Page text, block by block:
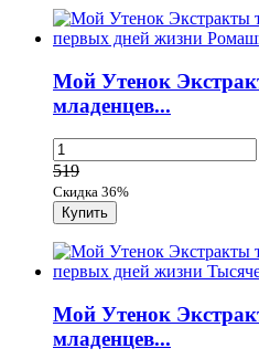
Мой Утенок
младенцев...
519
Скидка 36%
Мой Утенок
младенцев...